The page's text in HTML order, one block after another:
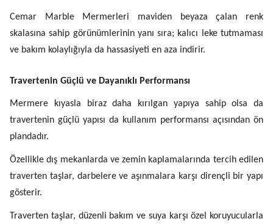
Cemar Marble Mermerleri maviden beyaza çalan renk
skalasına sahip görünümlerinin yanı sıra; kalıcı leke tutmaması
ve bakım kolaylığıyla da hassasiyeti en aza indirir.
Travertenin Güçlü ve Dayanıklı Performansı
Mermere kıyasla biraz daha kırılgan yapıya sahip olsa da
travertenin güçlü yapısı da kullanım performansı açısından ön
plandadır.
Özellikle dış mekanlarda ve zemin kaplamalarında tercih edilen
traverten taşlar, darbelere ve aşınmalara karşı dirençli bir yapı
gösterir.
Traverten taşlar, düzenli bakım ve suya karşı özel koruyucularla